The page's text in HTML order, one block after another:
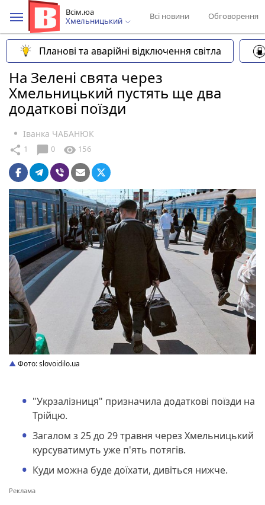
Всім.юа
Хмельницький
Всі новини Обговорення
Планові та аварійні відключення світла
На Зелені свята через
Хмельницький пустять ще два
додаткові поїзди
Іванка ЧАБАНЮК
share 1 chat_bubble 0 visibility 156
Фото: slovoidilo.ua
"Укрзалізниця" призначила додаткові поїзди на
Трійцю.
Загалом з 25 до 29 травня через Хмельницький
курсуватимуть уже п'ять потягів.
Куди можна буде доїхати, дивіться нижче.